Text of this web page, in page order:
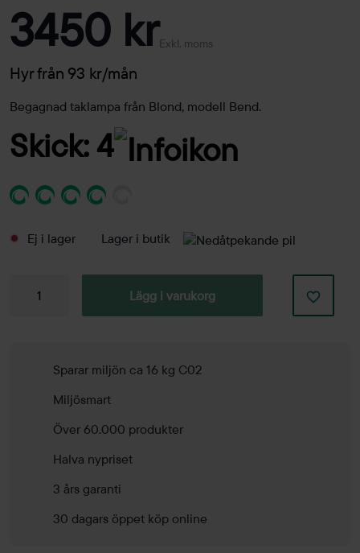
3450 krExkl. moms
Hyr från 93 kr/mån
Begagnad taklampa från Blond, modell Bend.
Skick: 4
Ej i lager Lager i butik
Taklampa
Lägg i varukorg
Sparar miljön ca 16 kg C02
Miljösmart
Över 60.000 produkter
Halva nypriset
3 års garanti
30 dagars öppet köp online